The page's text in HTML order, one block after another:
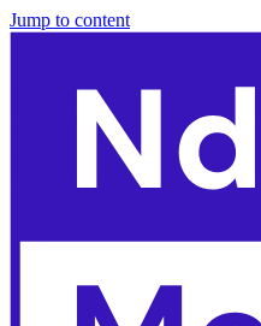
Jump to content